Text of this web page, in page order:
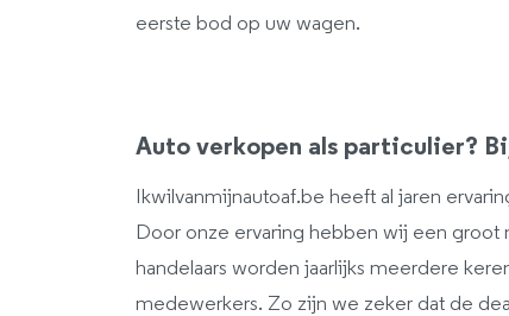
eerste bod op uw wagen.
Auto verkopen als particulier?
Ikwilvanmijnautoaf.be heeft al jaren
Door onze ervaring hebben wij een groot
handelaars worden jaarlijks meerdere
medewerkers. Zo zijn we zeker dat de